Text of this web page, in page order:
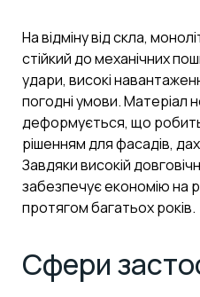
На відміну від скла,
стійкий до механічних
удари, високі
погодні умови. Матеріал
деформується, що
рішенням для фасадів,
Завдяки високій
забезпечує економію на
протягом багатьох років.
Сфери